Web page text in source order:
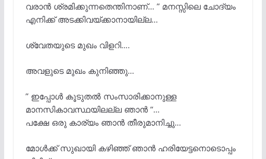
വരാൻ ശ്രമിക്കുന്നതെന്തിനാണ്… ” മനസ്സിലെ ചോദ്യം
എനിക്ക് അടക്കിവയ്ക്കാനായില്ല…
ശ്വേതയുടെ മുഖം വിളറി….
അവളുടെ മുഖം കുനിഞ്ഞു…
” ഇപ്പോൾ കൂടുതൽ സംസാരിക്കാനുള്ള
മാനസികാവസ്ഥയിലല്ല ഞാൻ “…
പക്ഷേ ഒരു കാര്യം ഞാൻ തീരുമാനിച്ചു…
മോൾക്ക് സുഖായി കഴിഞ്ഞ് ഞാൻ ഹരിയേട്ടനൊടൊപ്പം